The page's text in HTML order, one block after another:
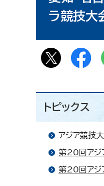
ラ競技大
トピックス
アジア競技
第20回アジ
第20回アジ